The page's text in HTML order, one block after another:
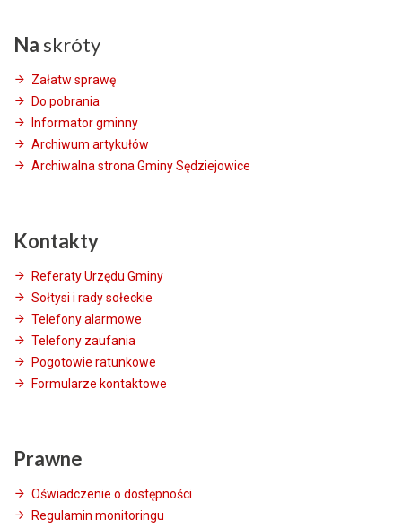
Na skróty
Załatw sprawę
Do pobrania
Informator gminny
Archiwum artykułów
Archiwalna strona Gminy Sędziejowice
Kontakty
Referaty Urzędu Gminy
Sołtysi i rady sołeckie
Telefony alarmowe
Telefony zaufania
Pogotowie ratunkowe
Formularze kontaktowe
Prawne
Oświadczenie o dostępności
Regulamin monitoringu